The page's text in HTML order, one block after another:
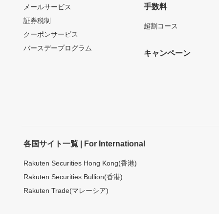
メールサービス
証券税制
クーポンサービス
バースデープログラム
手数料
超割コース
キャンペーン
各国サイト一覧 | For International
Rakuten Securities Hong Kong(香港)
Rakuten Securities Bullion(香港)
Rakuten Trade(マレーシア)